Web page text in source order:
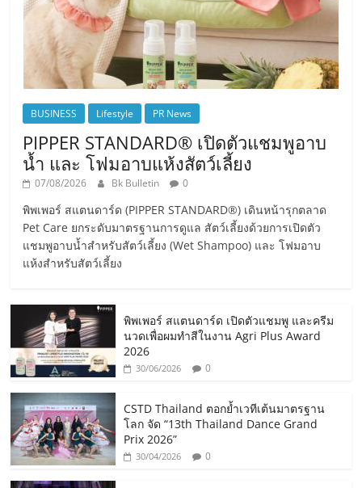
BUSINESS Lifestyle PR News
PIPPER STANDARD® เปิดตัวแชมพูอาบ
น้ำ และ โฟมอาบแห้งสัตว์เลี้ยง
07/08/2026 Bk Bulletin 0
พิพเพอร์ สแตนดาร์ด (PIPPER STANDARD®) เดินหน้ารุกตลาด
Pet Care ยกระดับมาตรฐานการดูแล สัตว์เลี้ยงด้วยการเปิดตัว
แชมพูอาบน้ำสำหรับสัตว์เลี้ยง (Wet Shampoo) และ โฟมอาบ
แห้งสำหรับสัตว์เลี้ยง
พิพเพอร์ สแตนดาร์ด เปิดตัวแชมพู และครีม
นวดเพื่อผมทำสีในงาน Agri Plus Award
2026
30/06/2026 0
CSTD Thailand ตอกย้ำเวทีเต้นมาตรฐาน
โลก จัด “13th Thailand Dance Grand
Prix 2026”
30/04/2026 0